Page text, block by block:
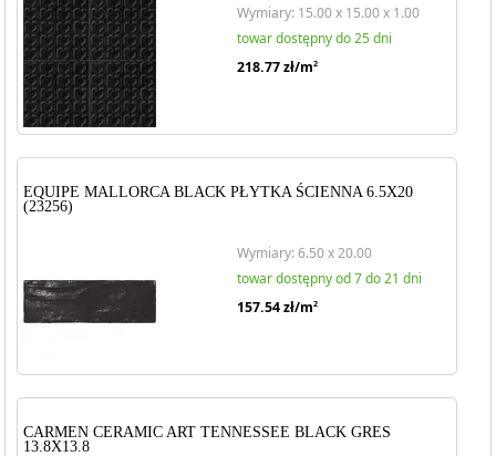
Wymiary: 15.00 x 15.00 x 1.00
towar dostępny do 25 dni
218.77zł/m2
EQUIPE MALLORCA BLACK PŁYTKA ŚCIENNA 6.5X20
(23256)
Wymiary: 6.50 x 20.00
towar dostępny od 7 do 21 dni
157.54zł/m2
CARMEN CERAMIC ART TENNESSEE BLACK GRES
13.8X13.8